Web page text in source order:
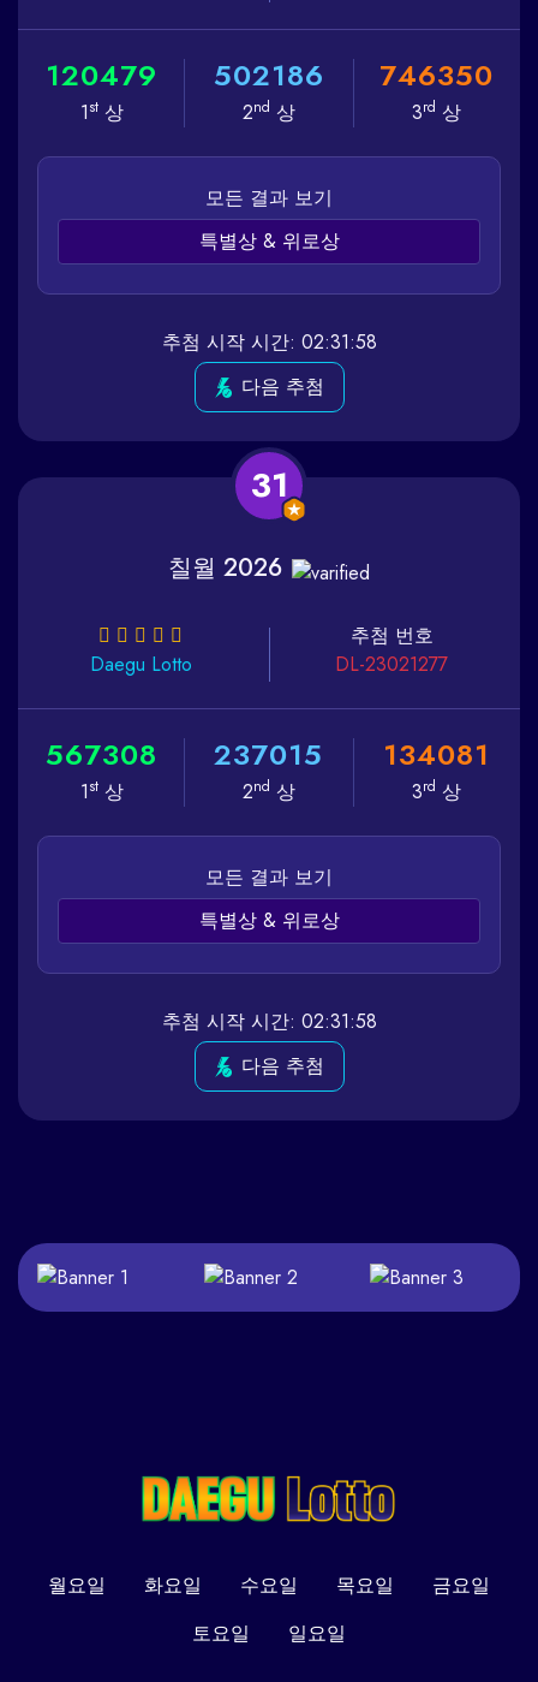
120479
1st상
502186
2nd 상
746350
3rd 상
모든 결과 보기
특별상 & 위로상
추첨 시작 시간: 02:31:58
다음 추첨
31
칠월 2026
Daegu Lotto
추첨 번호
DL-23021277
567308
1st상
237015
2nd 상
134081
3rd 상
모든 결과 보기
특별상 & 위로상
추첨 시작 시간: 02:31:58
다음 추첨
월요일 화요일 수요일 목요일
금요일
토요일
일요일